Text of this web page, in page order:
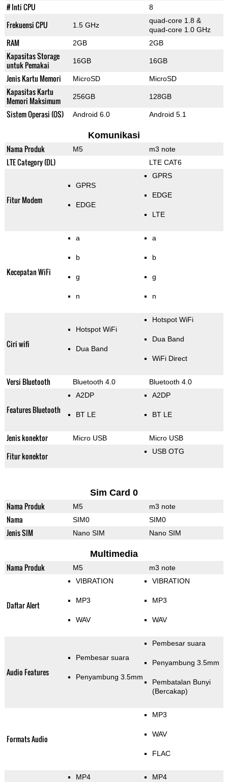
# Inti CPU 8
Frekuensi CPU 1.5 GHz
quad-core 1.8 &
quad-core 1.0 GHz
RAM 2GB 2GB
Kapasitas Storage
untuk Pemakai
16GB 16GB
Jenis Kartu Memori MicroSD MicroSD
Kapasitas Kartu
Memori Maksimum
256GB 128GB
Sistem Operasi (OS) Android 6.0 Android 5.1
Komunikasi
Nama Produk M5 m3 note
LTE Category (DL) LTE CAT6
Fitur Modem
GPRS
EDGE
GPRS
EDGE
LTE
Kecepatan WiFi
a
b
g
n
a
b
g
n
Ciri wifi
Hotspot WiFi
Dua Band
Hotspot WiFi
Dua Band
WiFi Direct
Versi Bluetooth Bluetooth 4.0 Bluetooth 4.0
Features Bluetooth
A2DP
BT LE
A2DP
BT LE
Jenis konektor Micro USB Micro USB
Fitur konektor USB OTG
Sim Card 0
Nama Produk M5 m3 note
Nama SIM0 SIM0
Jenis SIM Nano SIM Nano SIM
Multimedia
Nama Produk M5 m3 note
Daftar Alert
VIBRATION
MP3
WAV
VIBRATION
MP3
WAV
Audio Features
Pembesar suara
Penyambung 3.5mm
Pembesar suara
Penyambung 3.5mm
Pembatalan Bunyi
(Bercakap)
Formats Audio
MP3
WAV
FLAC
MP4 MP4